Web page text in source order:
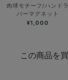
肉球モチーフ/ハンドラ
バーマグネット
¥1,000
この商品を